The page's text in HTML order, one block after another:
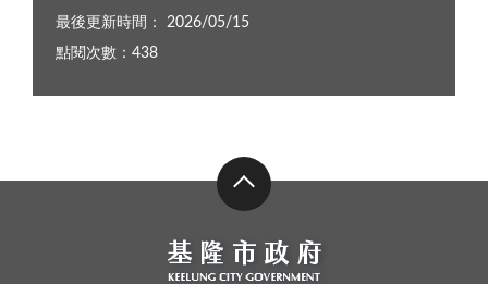
最後更新時間： 2026/05/15
點閱次數：438